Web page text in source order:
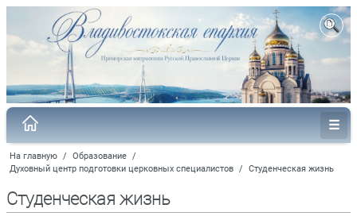
На главную / Образование /
Духовный центр подготовки церковных специалистов / Студенческая жизнь
Студенческая жизнь